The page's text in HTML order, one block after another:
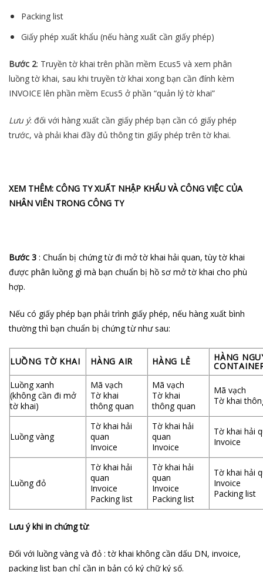
Packing list
Giấy phép xuất khẩu (nếu hàng xuất cần giấy phép)
Bước 2: Truyền tờ khai trên phần mềm Ecus5 và xem phân
luồng tờ khai, sau khi truyền tờ khai xong bạn cần đính kèm
INVOICE lên phần mềm Ecus5 ở phần “quản lý tờ khai”
Lưu ý: đối với hàng xuất cần giấy phép bạn cần có giấy phép
trước, và phải khai đầy đủ thông tin giấy phép trên tờ khai.
XEM THÊM: CÔNG TY XUẤT NHẬP KHẨU VÀ CÔNG VIỆC CỦA
NHÂN VIÊN TRONG CÔNG TY
Bước 3 : Chuẩn bị chứng từ đi mở tờ khai hải quan, tùy tờ khai
được phân luồng gì mà bạn chuẩn bị hồ sơ mở tờ khai cho phù
hợp.
Nếu có giấy phép bạn phải trình giấy phép, nếu hàng xuất bình
thường thì bạn chuẩn bị chứng từ như sau:
LUỒNG TỜ KHAI HÀNG AIR HÀNG LẺ HÀNG
Luồng xanh
(không cần đi mở
tờ khai)
Mã vạch
Tờ khai
thông quan
Mã vạch
Tờ khai
thông quan
Mã vạch
Tờ khai
Luồng vàng
Tờ khai hải
quan
Invoice
Tờ khai hải
quan
Invoice
Tờ khai hải
Invoice
Luồng đỏ
Tờ khai hải
quan
Invoice
Packing list
Tờ khai hải
quan
Invoice
Packing list
Tờ khai hải
Invoice
Packing list
Lưu ý khi in chứng từ:
Đối với luồng vàng và đỏ : tờ khai không cần dấu DN, invoice,
packing list bạn chỉ cần in bản có ký chữ ký số.